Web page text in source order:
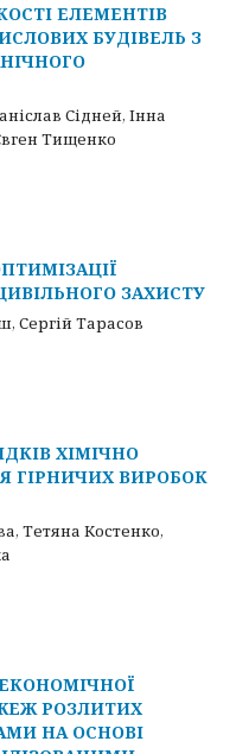
ЕЛЕМЕНТІВ
БУДІВЕЛЬ З
Сідней, Інна
Тищенко
ЗАХИСТУ
Сергій Тарасов
ХІМІЧНО
ГІРНИЧИХ ВИРОБОК
Тетяна Костенко,
РОЗЛИТИХ
НА ОСНОВІ